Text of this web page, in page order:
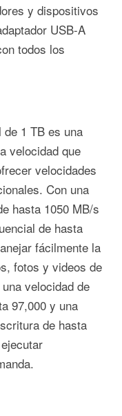
y dispositivos
USB-A
todos los
1 TB es una
velocidad que
velocidades
Con una
hasta 1050 MB/s
de hasta
fácilmente la
fotos y videos de
velocidad de
97,000 y una
de hasta